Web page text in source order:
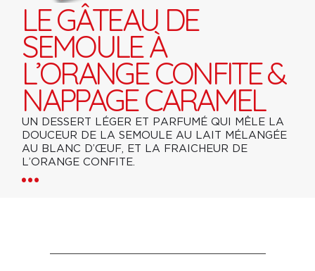
LE GÂTEAU DE
SEMOULE À
L’ORANGE CONFITE &
NAPPAGE CARAMEL
UN DESSERT LÉGER ET PARFUMÉ QUI MÊLE LA
DOUCEUR DE LA SEMOULE AU LAIT MÉLANGÉE
AU BLANC D’ŒUF, ET LA FRAICHEUR DE
L’ORANGE CONFITE.